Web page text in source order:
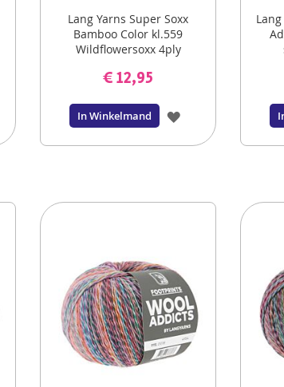
Lang Yarns Super Soxx
Bamboo Color kl.559
Wildflowersoxx 4ply
€ 12,95
In Winkelmand
VOEG
TOE
VERLANGLIJST